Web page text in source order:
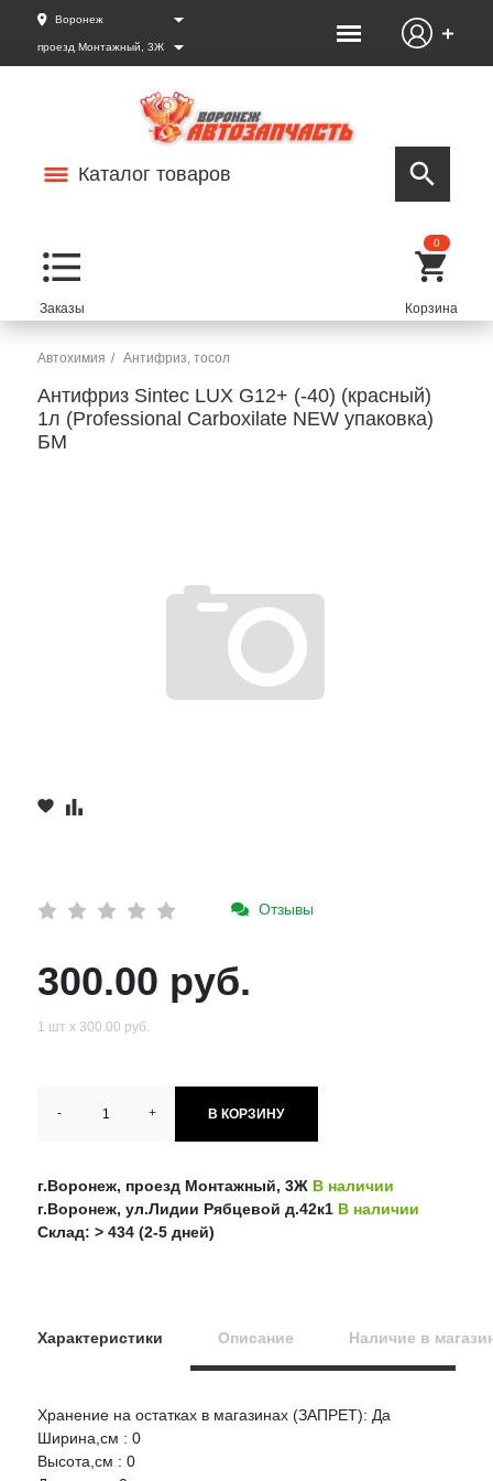
Воронеж
проезд Монтажный, 3Ж
Каталог товаров
0
Автохимия Антифриз, тосол
Антифриз Sintec LUX G12+ (-40) (красный)
1л (Professional Carboxilate NEW упаковка)
БМ
Отзывы
300.00 руб.
1 шт х 300.00 руб.
- + В КОРЗИНУ
г.Воронеж, проезд Монтажный, 3Ж В наличии
г.Воронеж, ул.Лидии Рябцевой д.42к1 В наличии
Склад: > 434 (2-5 дней)
Характеристики Описание Наличие в
Хранение на остатках в магазинах (ЗАПРЕТ): Да
Ширина,см : 0
Высота,см : 0
НАЛИЧИЕ
Оцените товар: